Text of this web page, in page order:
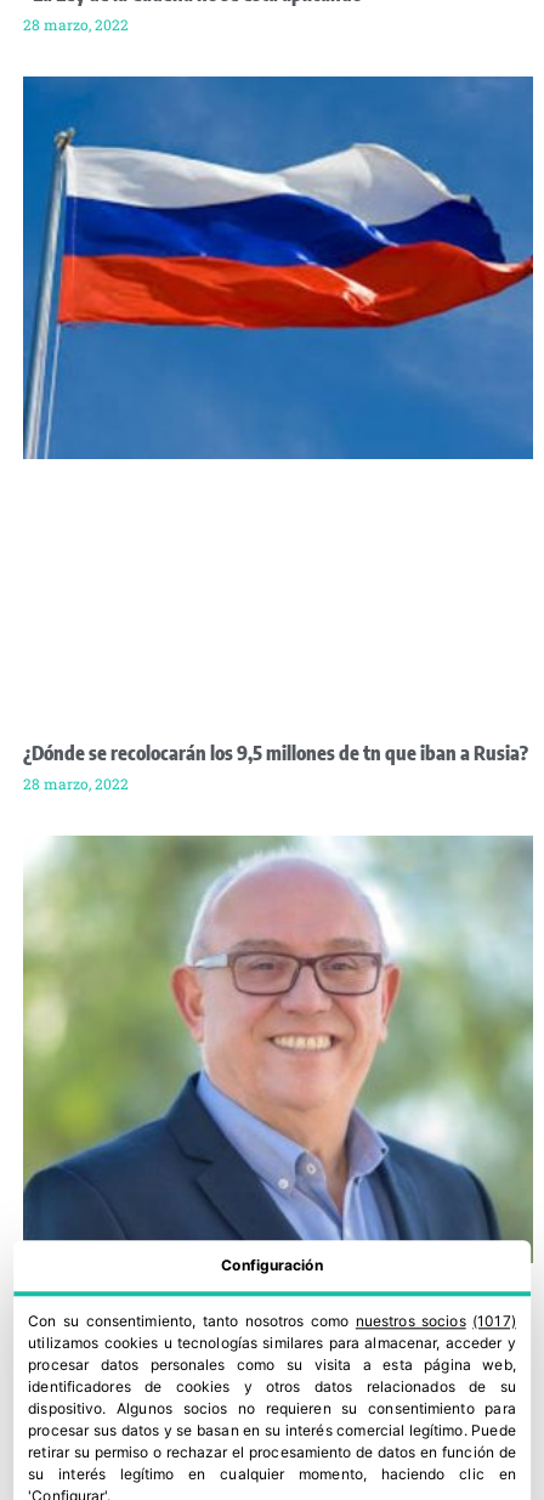
28 marzo, 2022
¿Dónde se recolocarán los 9,5 millones de tn que iban a Rusia?
28 marzo, 2022
Configuración
Con su consentimiento, tanto nosotros como nuestros socios (1017)
utilizamos cookies u tecnologías similares para almacenar, acceder y
procesar datos personales como su visita a esta página web,
identificadores de cookies y otros datos relacionados de su
dispositivo. Algunos socios no requieren su consentimiento para
procesar sus datos y se basan en su interés comercial legítimo. Puede
retirar su permiso o rechazar el procesamiento de datos en función de
su interés legítimo en cualquier momento, haciendo clic en
'Configurar'.